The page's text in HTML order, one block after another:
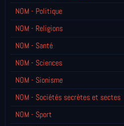
NOM - Politique
NOM - Religions
NOM - Santé
NOM - Sciences
NOM - Sionisme
NOM - Sociétés secrètes et sectes
NOM - Sport